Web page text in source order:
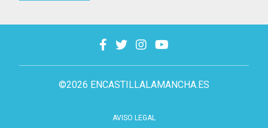
©2026 ENCASTILLALAMANCHA.ES
AVISO LEGAL